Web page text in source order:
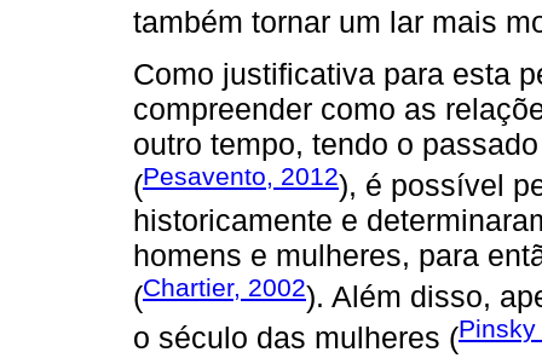
também tornar um lar mais
Como justificativa para esta
compreender como as
outro tempo, tendo o
(Pesavento, 2012), é possível
historicamente e
homens e mulheres, para
(Chartier, 2002). Além disso,
o século das mulheres (